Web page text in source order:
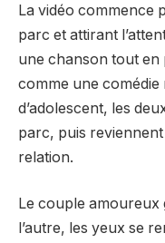
La vidéo commence
parc et attirant
une chanson tout
comme une
d’adolescent, les
parc, puis
relation.
Le couple amoureux
l’autre, les yeux se